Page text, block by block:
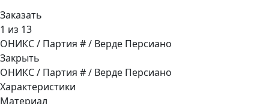
Заказать
1 из 13
ОНИКС / Партия # / Верде Персиано
Закрыть
ОНИКС / Партия # / Верде Персиано
Характеристики
Материал